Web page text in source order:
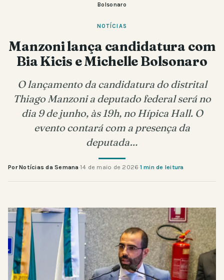
Bolsonaro
NOTÍCIAS
Manzoni lança candidatura com
Bia Kicis e Michelle Bolsonaro
O lançamento da candidatura do distrital
Thiago Manzoni a deputado federal será no
dia 9 de junho, às 19h, no Hípica Hall. O
evento contará com a presença da
deputada…
Por Notícias da Semana·14 de maio de 2026·1 min de leitura